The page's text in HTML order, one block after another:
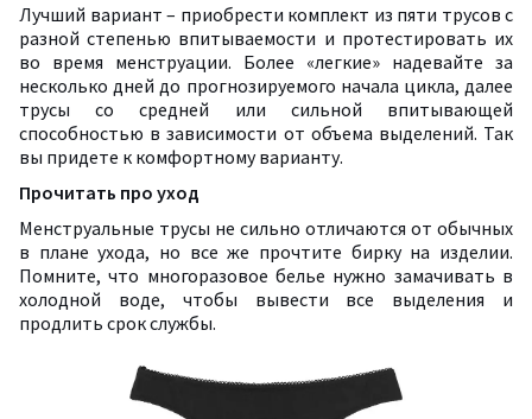
Лучший вариант – приобрести комплект из пяти трусов с
разной степенью впитываемости и протестировать их
во время менструации. Более «легкие» надевайте за
несколько дней до прогнозируемого начала цикла, далее
трусы со средней или сильной впитывающей
способностью в зависимости от объема выделений. Так
вы придете к комфортному варианту.
Прочитать про уход
Менструальные трусы не сильно отличаются от обычных
в плане ухода, но все же прочтите бирку на изделии.
Помните, что многоразовое белье нужно замачивать в
холодной воде, чтобы вывести все выделения и
продлить срок службы.